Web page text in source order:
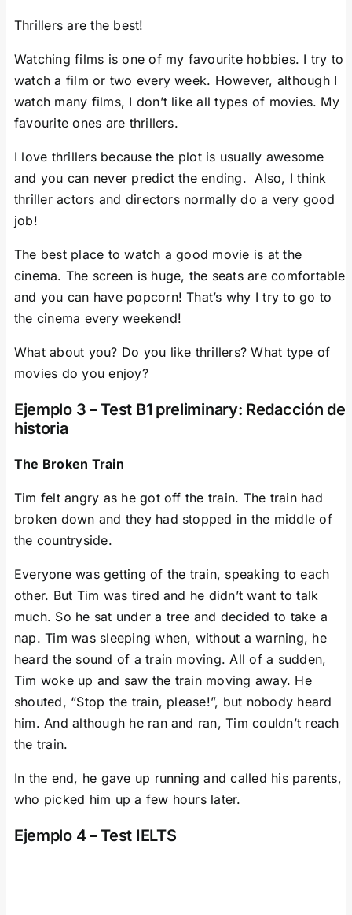
Thrillers are the best!
Watching films is one of my favourite hobbies. I try to
watch a film or two every week. However, although I
watch many films, I don’t like all types of movies. My
favourite ones are thrillers.
I love thrillers because the plot is usually awesome
and you can never predict the ending. Also, I think
thriller actors and directors normally do a very good
job!
The best place to watch a good movie is at the
cinema. The screen is huge, the seats are comfortable
and you can have popcorn! That’s why I try to go to
the cinema every weekend!
What about you? Do you like thrillers? What type of
movies do you enjoy?
Ejemplo 3 – Test B1 preliminary: Redacción de
historia
The Broken Train
Tim felt angry as he got off the train. The train had
broken down and they had stopped in the middle of
the countryside.
Everyone was getting of the train, speaking to each
other. But Tim was tired and he didn’t want to talk
much. So he sat under a tree and decided to take a
nap. Tim was sleeping when, without a warning, he
heard the sound of a train moving. All of a sudden,
Tim woke up and saw the train moving away. He
shouted, “Stop the train, please!”, but nobody heard
him. And although he ran and ran, Tim couldn’t reach
the train.
In the end, he gave up running and called his parents,
who picked him up a few hours later.
Ejemplo 4 – Test IELTS